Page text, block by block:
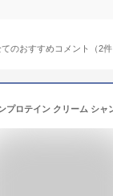
のおすすめコメント（2件